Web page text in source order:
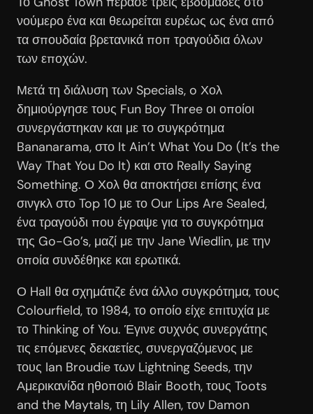
νούμερο ένα και θεωρείται ευρέως ως ένα από
τα σπουδαία βρετανικά ποπ τραγούδια όλων
των εποχών.
Μετά τη διάλυση των Specials, o Χολ
δημιούργησε τους Fun Boy Three οι οποίοι
συνεργάστηκαν και με το συγκρότημα
Bananarama, στο It Ain’t What You Do (It’s the
Way That You Do It) και στο Really Saying
Something. Ο Χολ θα αποκτήσει επίσης ένα
σινγκλ στο Top 10 με το Our Lips Are Sealed,
ένα τραγούδι που έγραψε για το συγκρότημα
της Go-Go’s, μαζί με την Jane Wiedlin, με την
οποία συνδέθηκε και ερωτικά.
Ο Hall θα σχημάτιζε ένα άλλο συγκρότημα, τους
Colourfield, το 1984, το οποίο είχε επιτυχία με
το Thinking of You. Έγινε συχνός συνεργάτης
τις επόμενες δεκαετίες, συνεργαζόμενος με
τους Ian Broudie των Lightning Seeds, την
Αμερικανίδα ηθοποιό Blair Booth, τους Toots
and the Maytals, τη Lily Allen, τον Damon